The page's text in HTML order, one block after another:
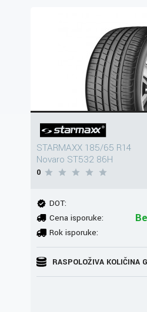
STARMAXX 185/65 R14
Novaro ST532 86H
0
DOT:
Cena isporuke:
Rok isporuke:
RASPOLOŽIVA KOLIČINA